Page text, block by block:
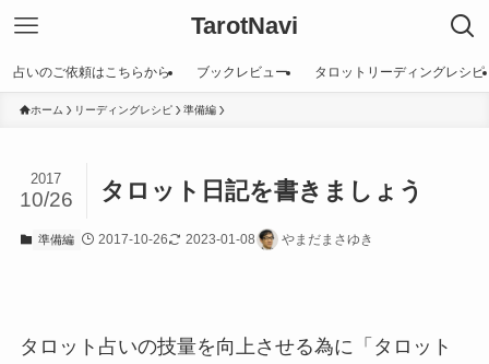
TarotNavi
占いのご依頼はこちらから ブックレビュー タロットリーディングレシピ
ホーム リーディングレシピ 準備編
タロット日記を書きましょう
2017
10/26
準備編 2017-10-26 2023-01-08 やまだまさゆき
タロット占いの技量を向上させる為に「タロット